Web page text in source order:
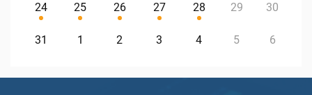
24 25 26 27 28 29 30
31 1 2 3 4 5 6